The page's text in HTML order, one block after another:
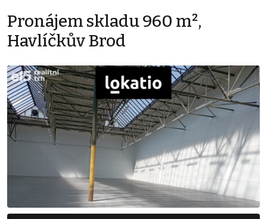
Pronájem skladu 960 m²,
Havlíčkův Brod